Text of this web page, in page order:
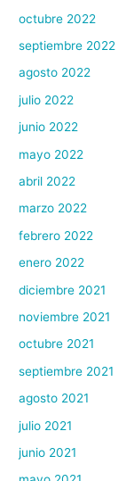
octubre 2022
septiembre 2022
agosto 2022
julio 2022
junio 2022
mayo 2022
abril 2022
marzo 2022
febrero 2022
enero 2022
diciembre 2021
noviembre 2021
octubre 2021
septiembre 2021
agosto 2021
julio 2021
junio 2021